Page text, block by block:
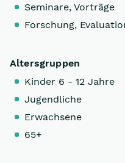
Seminare, Vorträge
Forschung,
Altersgruppen
Kinder 6 - 12 Jahre
Jugendliche
Erwachsene
65+